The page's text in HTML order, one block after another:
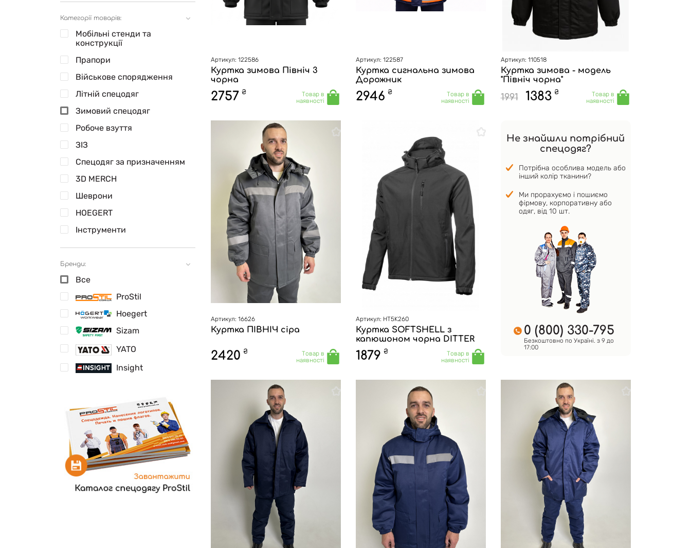
Категорії товарів:
Мобільні стенди та
конструкції
Прапори
Військове спорядження
Літній спецодяг
Зимовий спецодяг
Робоче взуття
ЗІЗ
Спецодяг за призначенням
3D MERCH
Шеврони
HOEGERT
Інструменти
Бренди:
Все
ProStil
Hoegert
Sizam
YATO
Insight
Артикул: 122586
Куртка зимова Північ 3
чорна
2757 ₴
Товар в
наявності
Артикул: 122587
Куртка сигнальна зимова
Дорожник
2946 ₴
Товар в
наявності
Артикул: 110518
Куртка зимова - модель
"Північ чорна"
1991 1383 ₴
Товар в
наявності
Артикул: 16626
Куртка ПІВНІЧ сіра
2420 ₴
Товар в
наявності
Артикул: HT5K260
Куртка SOFTSHELL з
капюшоном чорна DITTER
1879 ₴
Товар в
наявності
Не знайшли потрібний
спецодяг?
Потрібна особлива модель або
інший колір тканини?
Ми прорахуємо і пошиємо
фірмову, корпоративну або
одяг, від 10 шт.
0 (800) 330-795
Безкоштовно по Україні. з 9 до
17:00